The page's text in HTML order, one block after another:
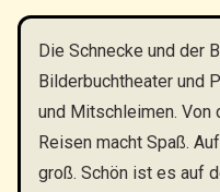
Die Schnecke und der
Bilderbuchtheater und
und Mitschleimen. Von
Reisen macht Spaß.
groß. Schön ist es auf